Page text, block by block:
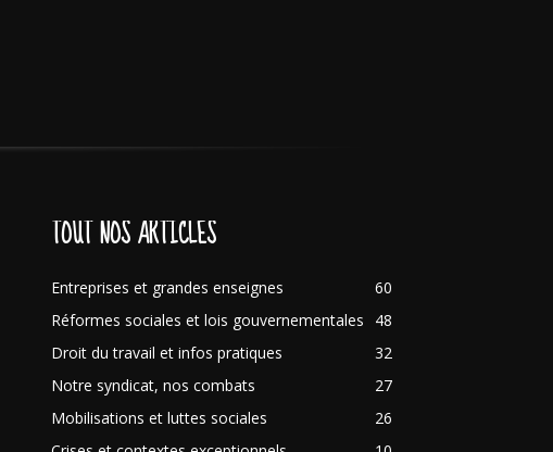
TOUT NOS ARTICLES
Entreprises et grandes enseignes
60
Réformes sociales et lois gouvernementales
48
Droit du travail et infos pratiques
32
Notre syndicat, nos combats
27
Mobilisations et luttes sociales
26